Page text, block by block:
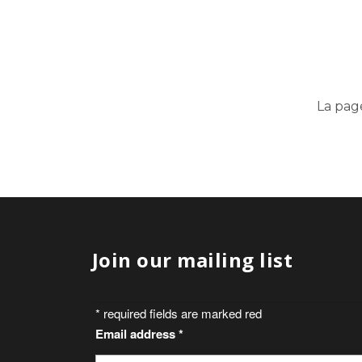
La
Join our mailing list